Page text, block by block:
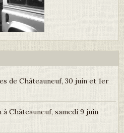
de Châteauneuf, 30 juin et 1er
Châteauneuf, samedi 9 juin